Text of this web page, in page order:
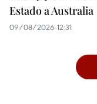
Estado a Australia
09/08/2026 12:31